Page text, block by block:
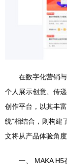
在数字化营销
个人展示创意、传
创作平台，以其丰
统”相结合，则构建
文将从产品体验角
一、 MAKA H5